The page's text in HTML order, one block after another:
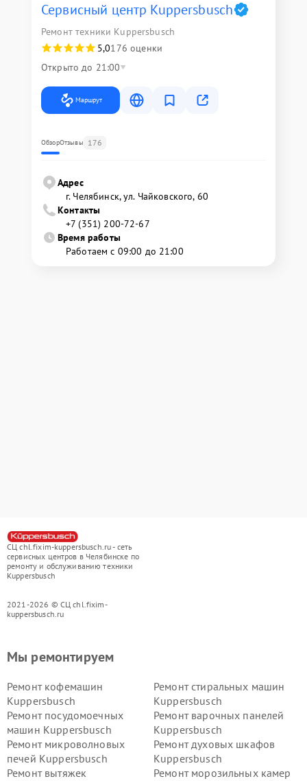
Сервисный центр Kuppersbusch
Ремонт техники Kuppersbusch
5,0176 оценки
Открыто до 21:00
Маршрут
ОбзорОтзывы 176
Адрес
г. Челябинск, ул. Чайковского, 60
Контакты
+7 (351) 200-72-67
Время работы
Работаем с 09:00 до 21:00
СЦ chl.fixim-kuppersbusch.ru - сеть
сервисных центров в Челябинске по
ремонту и обслуживанию техники
Kuppersbusch
2021-2026 © СЦ chl.fixim-
kuppersbusch.ru
Мы ремонтируем
Ремонт кофемашин
Kuppersbusch
Ремонт стиральных машин
Kuppersbusch
Ремонт посудомоечных
машин Kuppersbusch
Ремонт варочных панелей
Kuppersbusch
Ремонт микроволновых
печей Kuppersbusch
Ремонт духовых шкафов
Kuppersbusch
Ремонт вытяжек
Ремонт морозильных камер